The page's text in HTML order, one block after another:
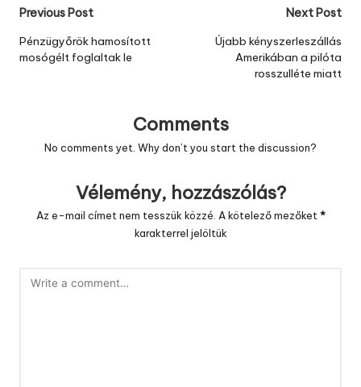
Post
navigation
Previous Post
Pénzügyőrök hamosított
mosógélt foglaltak le
Next Post
Újabb kényszerleszállás
Amerikában a pilóta
rosszulléte miatt
Comments
No comments yet. Why don’t you start the discussion?
Vélemény, hozzászólás?
Az e-mail címet nem tesszük közzé. A kötelező mezőket*
karakterrel jelöltük